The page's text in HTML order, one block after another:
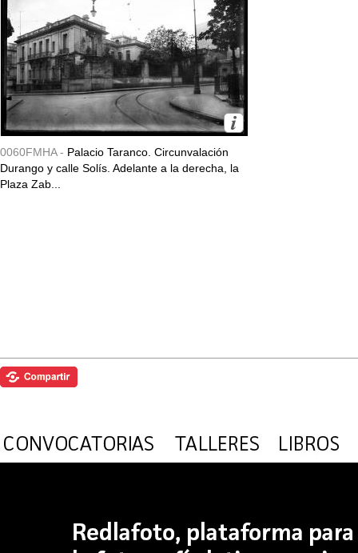
0060FMHA - Palacio Taranco. Circunvalación
Durango y calle Solís. Adelante a la derecha, la
Plaza Zab...